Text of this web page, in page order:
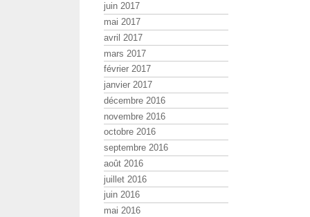
juin 2017
mai 2017
avril 2017
mars 2017
février 2017
janvier 2017
décembre 2016
novembre 2016
octobre 2016
septembre 2016
août 2016
juillet 2016
juin 2016
mai 2016